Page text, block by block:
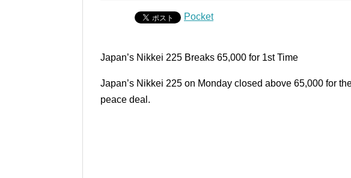
Pocket
Japan’s Nikkei 225 Breaks 65,000 for 1st Time
Japan’s Nikkei 225 on Monday closed above 65,000 for
peace deal.